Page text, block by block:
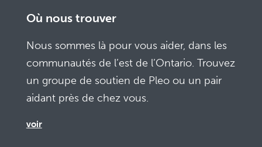
Où nous trouver
Nous sommes là pour vous aider, dans les
communautés de l’est de l’Ontario. Trouvez
un groupe de soutien de Pleo ou un pair
aidant près de chez vous.
voir